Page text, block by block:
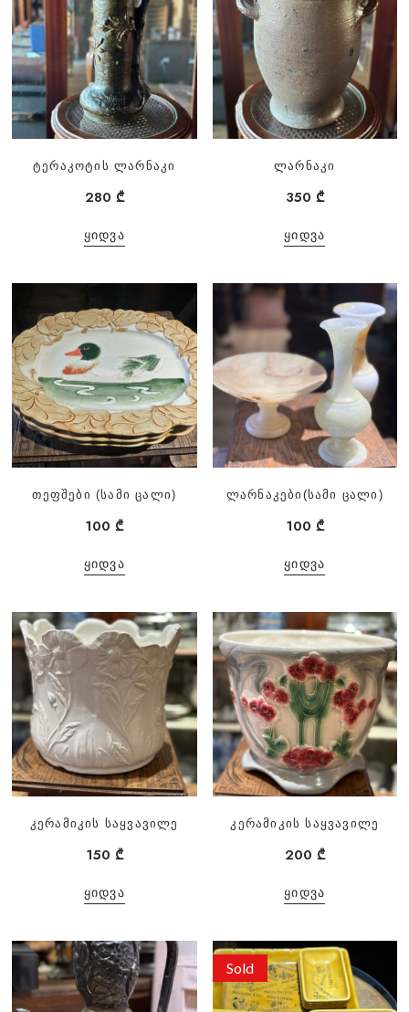
ტერაკოტის ლარნაკი
280 ₾
ᲧᲘᲓᲕᲐ
ლარნაკი
350 ₾
ᲧᲘᲓᲕᲐ
თეფშები (სამი ცალი)
100₾
ᲧᲘᲓᲕᲐ
ლარნაკები(სამი ცალი)
100 ₾
ᲧᲘᲓᲕᲐ
კერამიკის საყვავილე
150 ₾
ᲧᲘᲓᲕᲐ
კერამიკის საყვავილე
200 ₾
ᲧᲘᲓᲕᲐ
Sold